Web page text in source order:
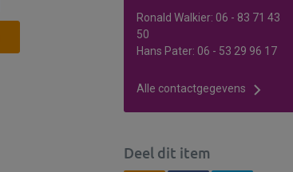
Ronald Walkier: 06 - 83 71 43
50
Hans Pater: 06 - 53 29 96 17
Alle contactgegevens
Deel dit item